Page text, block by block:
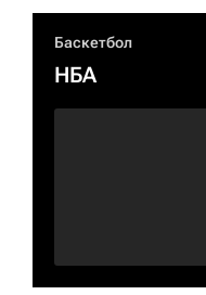
Баскетбол
НБА